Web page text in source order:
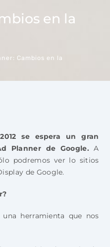
en la
Cambios en la
se espera un gran
Planner de Google.A
podremos ver lo sitios
de Google.
herramienta que nos